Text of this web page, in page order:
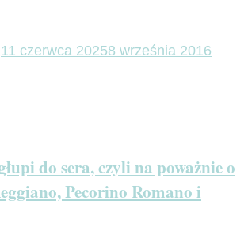
11 czerwca 20258 września 2016
do sera, czyli na poważnie o
Pecorino Romano i